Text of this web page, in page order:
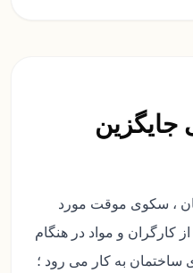
جایگزین
، سکوی موقت مورد
کارگران و مواد در هنگام
ساختمان به کار می رود ؛